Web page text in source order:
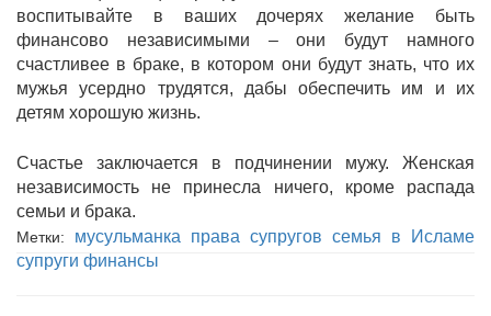
воспитывайте в ваших дочерях желание быть
финансово независимыми – они будут намного
счастливее в браке, в котором они будут знать, что их
мужья усердно трудятся, дабы обеспечить им и их
детям хорошую жизнь.
Счастье заключается в подчинении мужу. Женская
независимость не принесла ничего, кроме распада
семьи и брака.
Метки: мусульманка права супругов семья в Исламе
супруги финансы